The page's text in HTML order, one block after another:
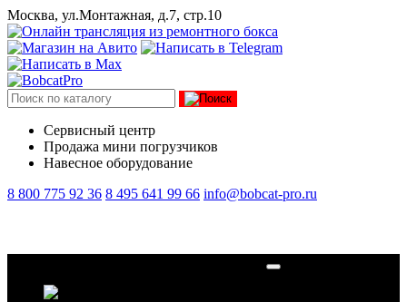
Москва, ул.Монтажная, д.7, стр.10
Сервисный центр
Продажа мини погрузчиков
Навесное оборудование
8 800 775 92 36 8 495 641 99 66 info@bobcat-pro.ru